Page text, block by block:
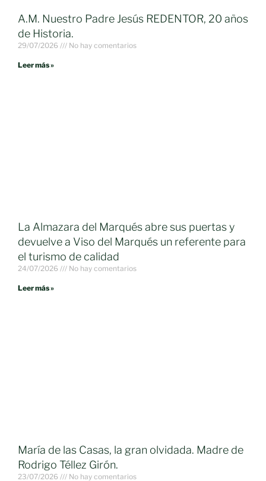
A.M. Nuestro Padre Jesús REDENTOR, 20 años
de Historia.
29/07/2026 No hay comentarios
Leer más »
La Almazara del Marqués abre sus puertas y
devuelve a Viso del Marqués un referente para
el turismo de calidad
24/07/2026 No hay comentarios
Leer más »
María de las Casas, la gran olvidada. Madre de
Rodrigo Téllez Girón.
23/07/2026 No hay comentarios